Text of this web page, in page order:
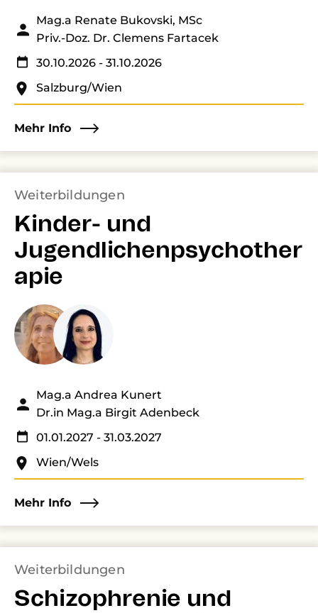
Mag.a Renate Bukovski, MSc
Priv.-Doz. Dr. Clemens Fartacek
30.10.2026 - 31.10.2026
Salzburg/Wien
Mehr Info
Weiterbildungen
Kinder- und
Jugendlichenpsychother
apie
Mag.a Andrea Kunert
Dr.in Mag.a Birgit Adenbeck
01.01.2027 - 31.03.2027
Wien/Wels
Mehr Info
Weiterbildungen
Schizophrenie und